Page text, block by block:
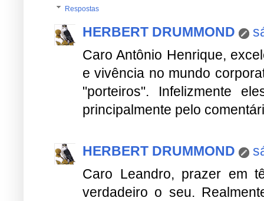
Respostas
HERBERT DRUMMOND
Caro Antônio Henrique,
e vivência no mundo
"porteiros". Infelizmente
principalmente pelo
HERBERT DRUMMOND
Caro Leandro, prazer em
verdadeiro o seu.